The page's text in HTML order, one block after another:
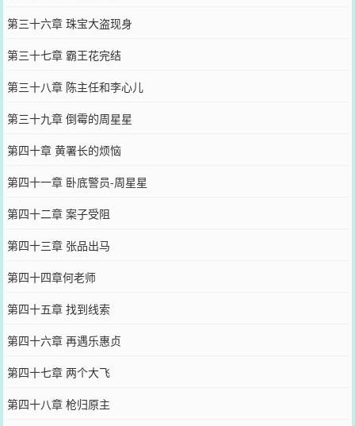
第三十六章 珠宝大盗现身
第三十七章 霸王花完结
第三十八章 陈主任和李心儿
第三十九章 倒霉的周星星
第四十章 黄署长的烦恼
第四十一章 卧底警员-周星星
第四十二章 案子受阻
第四十三章 张品出马
第四十四章何老师
第四十五章 找到线索
第四十六章 再遇乐惠贞
第四十七章 两个大飞
第四十八章 枪归原主